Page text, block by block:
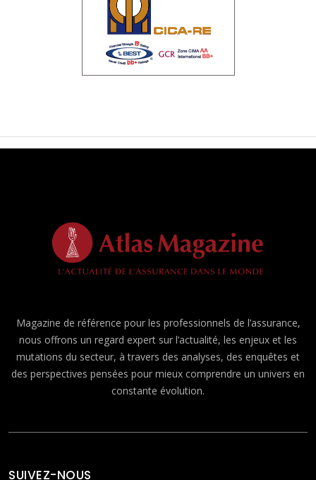
Magazine de référence pour les professionnels de l’assurance,
nous offrons un regard expert sur l’actualité, les enjeux et les
mutations du secteur, à travers des analyses, des enquêtes et
des perspectives pensées pour mieux comprendre un univers en
constante évolution.
SUIVEZ-NOUS